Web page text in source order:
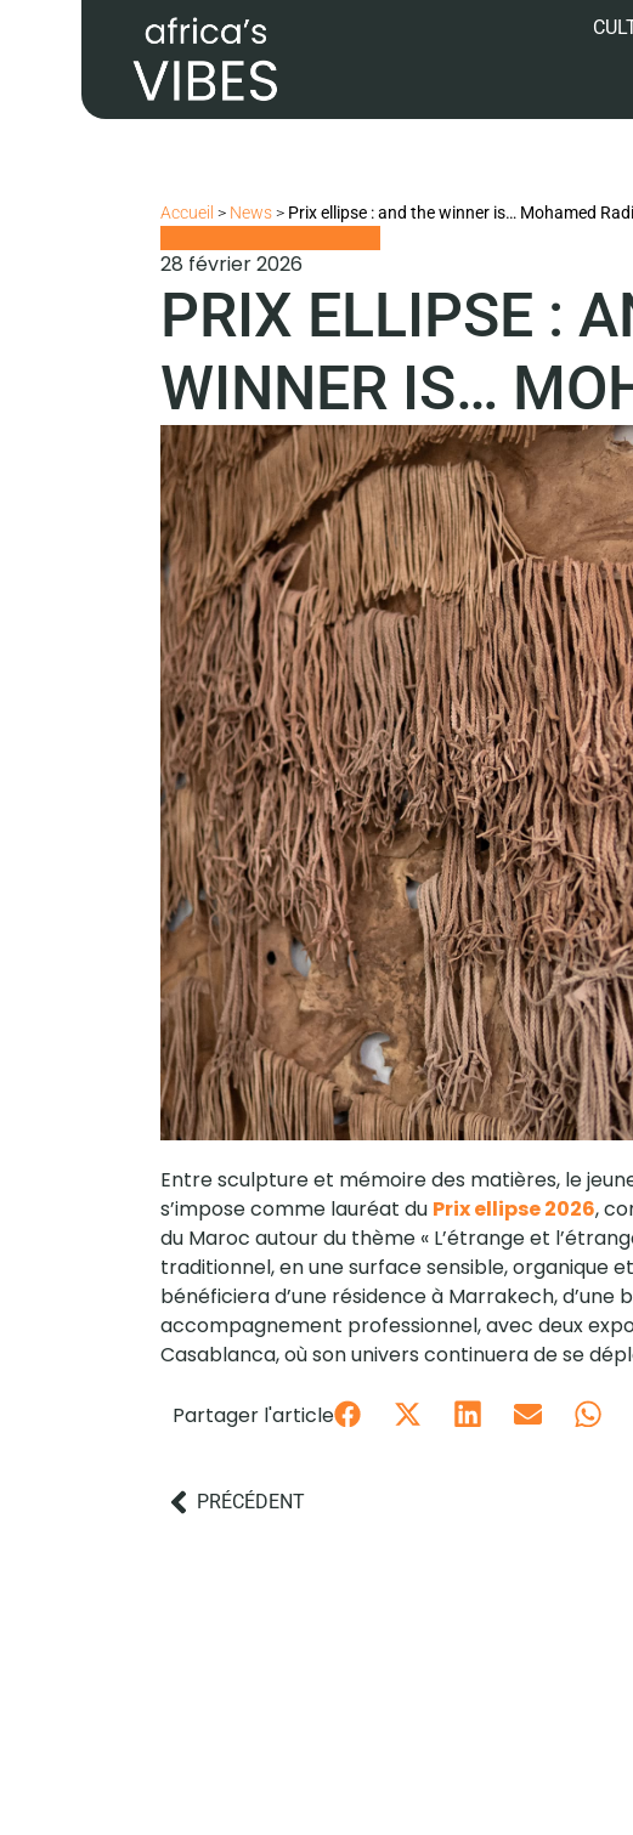
Accueil > News> Prix ellipse : and the winner is… Mohamed
28 février 2026
PRIX ELLIPSE :
WINNER IS…
Entre sculpture et mémoire des matières, le
s’impose comme lauréat du Prix ellipse 2026,
du Maroc autour du thème « L’étrange et
traditionnel, en une surface sensible, organique
bénéficiera d’une résidence à Marrakech, d’une
accompagnement professionnel, avec deux
Casablanca, où son univers continuera de se
Partager l'article
PRÉCÉDENT